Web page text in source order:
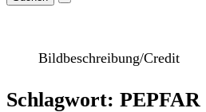
Bildbeschreibung/Credit
Schlagwort: PEPFAR